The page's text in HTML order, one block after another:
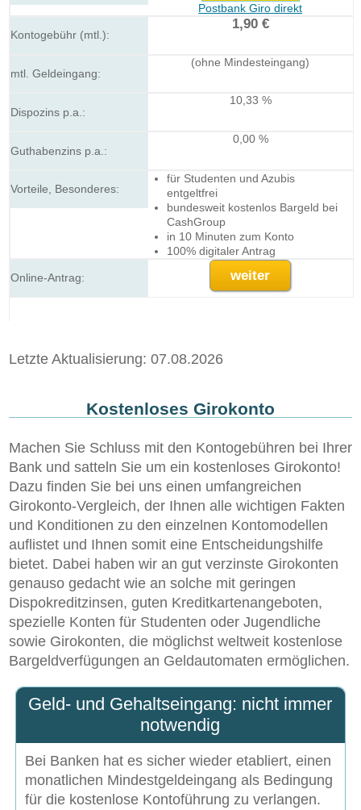
Postbank Giro direkt
1,90 €
(ohne Mindesteingang)
10,33 %
0,00 %
für Studenten und Azubis
entgeltfrei
bundesweit kostenlos Bargeld bei
CashGroup
in 10 Minuten zum Konto
100% digitaler Antrag
weiter
Letzte Aktualisierung: 07.08.2026
Kostenloses Girokonto
Machen Sie Schluss mit den Kontogebühren bei Ihrer
Bank und satteln Sie um ein kostenloses Girokonto!
Dazu finden Sie bei uns einen umfangreichen
Girokonto-Vergleich, der Ihnen alle wichtigen Fakten
und Konditionen zu den einzelnen Kontomodellen
auflistet und Ihnen somit eine Entscheidungshilfe
bietet. Dabei haben wir an gut verzinste Girokonten
genauso gedacht wie an solche mit geringen
Dispokreditzinsen, guten Kreditkartenangeboten,
spezielle Konten für Studenten oder Jugendliche
sowie Girokonten, die möglichst weltweit kostenlose
Bargeldverfügungen an Geldautomaten ermöglichen.
Geld- und Gehaltseingang: nicht immer
notwendig
Bei Banken hat es sicher wieder etabliert, einen
monatlichen Mindestgeldeingang als Bedingung
für die kostenlose Kontoführung zu verlangen.